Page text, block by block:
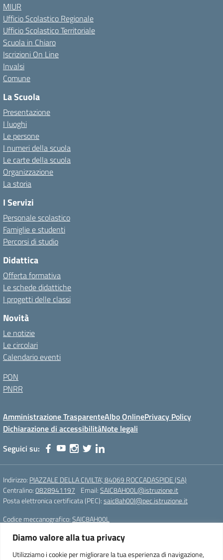
Diamo valore alla tua privacy
Utilizziamo i cookie per migliorare la tua esperienza di navigazione,
MIUR
Ufficio Scolastico Regionale
Ufficio Scolastico Territoriale
Scuola in Chiaro
Iscrizioni On Line
Invalsi
Comune
La Scuola
Presentazione
I luoghi
Le persone
I numeri della scuola
Le carte della scuola
Organizzazione
La storia
I Servizi
Personale scolastico
Famiglie e studenti
Percorsi di studio
Didattica
Offerta formativa
Le schede didattiche
I progetti delle classi
Novità
Le notizie
Le circolari
Calendario eventi
PON
PNRR
Amministrazione TrasparenteAlbo OnlinePrivacy Policy
Dichiarazione di accessibilitàNote legali
Seguici su:
Indirizzo: PIAZZALE DELLA CIVILTA', 84069 ROCCADASPIDE (SA)
Centralino:0828941197 Email:SAIC8AH00L@istruzione.it
Posta elettronica certificata (PEC):saic8ah00l@pec.istruzione.it
Codice meccanografico:SAIC8AH00L
Istituto Comprensivo Statale di Roccadaspide (SA)